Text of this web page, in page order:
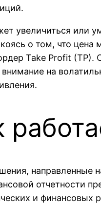
увеличиться или
о том, что цена
Take Profit
на
направленные
отчетности
и финансовых